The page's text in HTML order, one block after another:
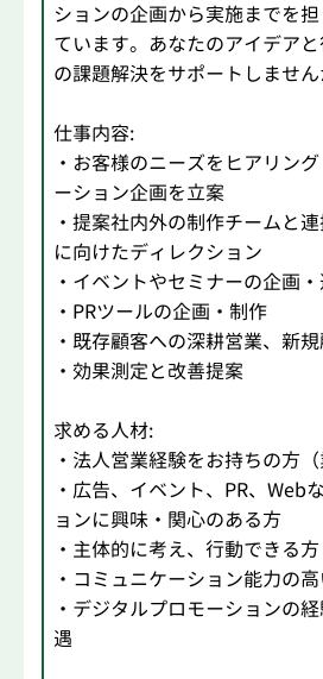
ションの企画から実施までを
ています。あなたのアイデア
の課題解決をサポートしません
仕事内容:
・お客様のニーズをヒアリン
ーション企画を立案
・提案社内外の制作チームと
に向けたディレクション
・イベントやセミナーの企画
・PRツールの企画・制作
・既存顧客への深耕営業、新
・効果測定と改善提案
求める人材:
・法人営業経験をお持ちの方（
・広告、イベント、PR、Web
ョンに興味・関心のある方
・主体的に考え、行動できる方
・コミュニケーション能力の
・デジタルプロモーションの
遇